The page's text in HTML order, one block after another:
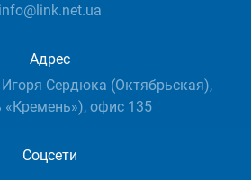
info@link.net.ua
Адрес
Игоря Сердюка (Октябрьская),
«Кремень»), офис 135
Соцсети